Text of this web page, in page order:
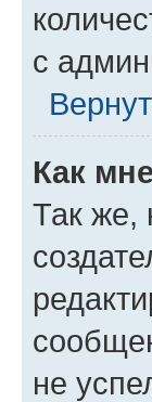
с
Как
Так же,
не